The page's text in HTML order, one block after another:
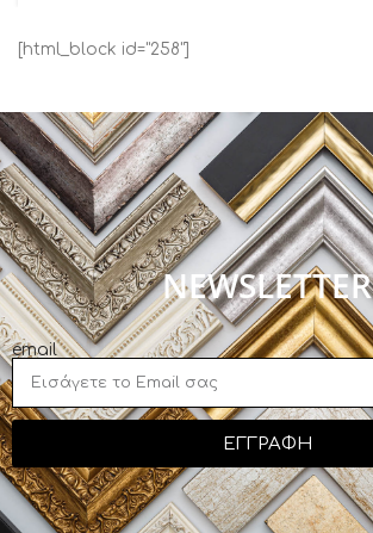
[html_block id="258"]
NEWSLETTER
email
ΕΓΓΡΑΦΗ